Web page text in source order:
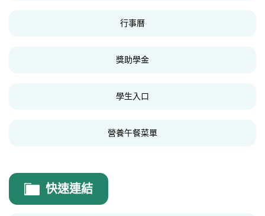
行事曆
獎助學金
學生入口
營養午餐菜單
快速連結